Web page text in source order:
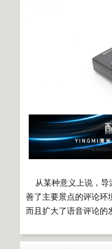
从某种意义上说，导
善了主要景点的评论环
而且扩大了语音评论的